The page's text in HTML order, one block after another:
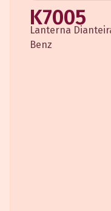
K7005
Lanterna
Benz